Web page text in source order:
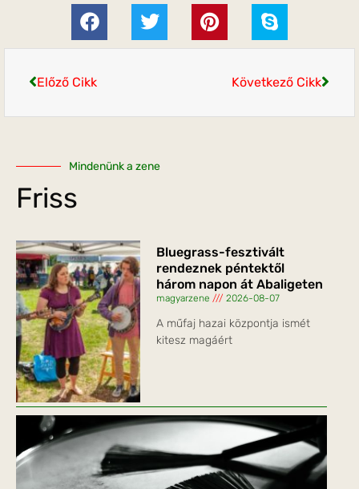
Előző Cikk Következő Cikk
Mindenünk a zene
Friss
Bluegrass-fesztivált
rendeznek péntektől
három napon át Abaligeten
magyarzene 2026-08-07
A műfaj hazai központja ismét
kitesz magáért